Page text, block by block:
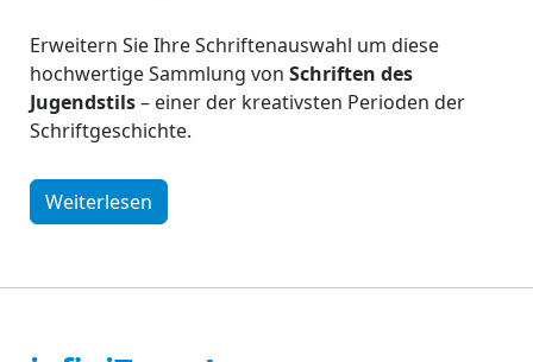
Erweitern Sie Ihre Schriftenauswahl um diese
hochwertige Sammlung von Schriften des
Jugendstils– einer der kreativsten Perioden der
Schriftgeschichte.
Weiterlesen